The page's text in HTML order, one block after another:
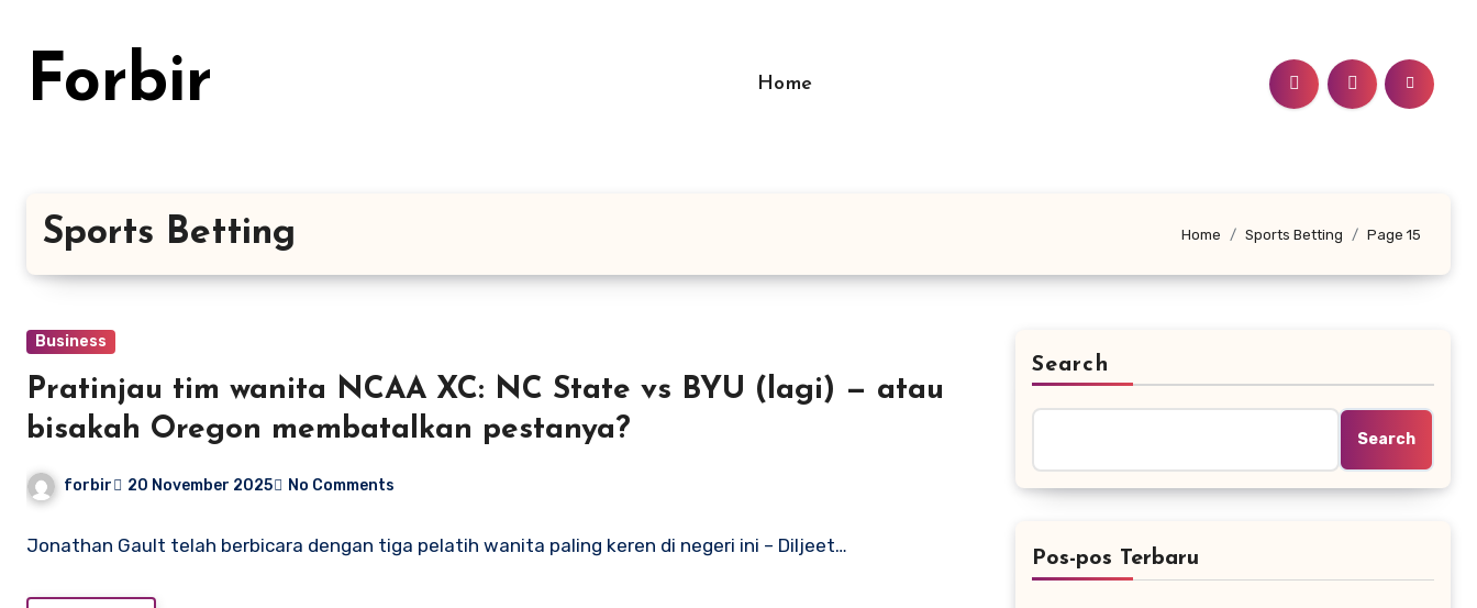
contentForbir Home
Sports Betting Home Sports Betting Page 15
Business
Pratinjau tim wanita NCAA XC: NC State vs BYU (lagi) — atau
bisakah Oregon membatalkan pestanya?
forbir 20 November 2025 No Comments
Jonathan Gault telah berbicara dengan tiga pelatih wanita paling keren di negeri ini – Diljeet…
Search
Search
Pos-pos Terbaru